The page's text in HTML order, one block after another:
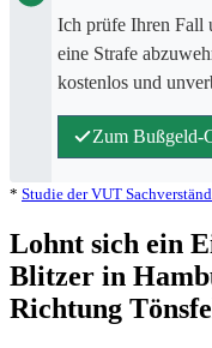
Ich prüfe Ihren Fall
eine Strafe
kostenlos und
Zum Bußgeld-
* Studie der VUT
Lohnt sich ein
Blitzer in
Richtung